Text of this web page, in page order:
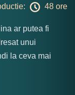
48 ore
ar putea fi
unui
la ceva mai